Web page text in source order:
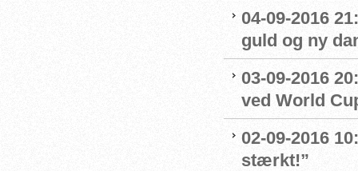
04-09-2016
guld og ny
03-09-2016
ved World
02-09-2016
stærkt!”